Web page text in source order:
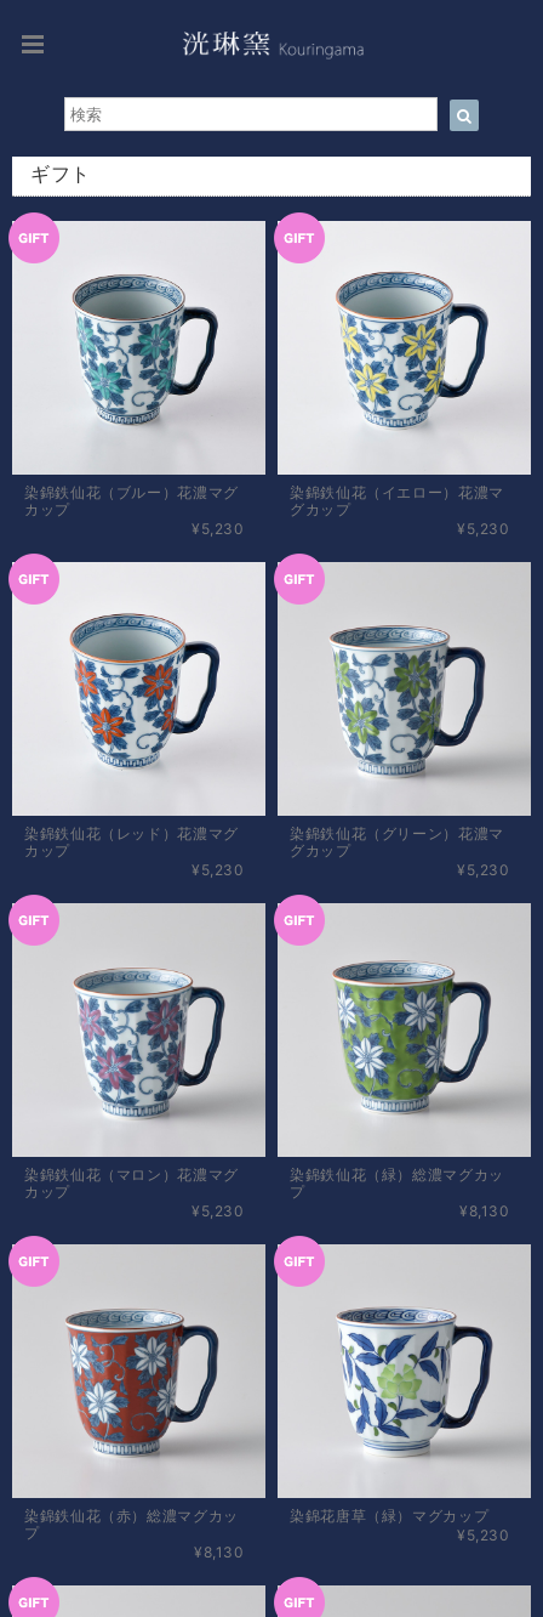
ギフト
染錦鉄仙花（ブルー）花濃マグ
カップ
¥5,230
染錦鉄仙花（イエロー）花濃マ
グカップ
¥5,230
染錦鉄仙花（レッド）花濃マグ
カップ
¥5,230
染錦鉄仙花（グリーン）花濃マ
グカップ
¥5,230
染錦鉄仙花（マロン）花濃マグ
カップ
¥5,230
染錦鉄仙花（緑）総濃マグカッ
プ
¥8,130
染錦鉄仙花（赤）総濃マグカッ
プ
¥8,130
染錦花唐草（緑）マグカップ
¥5,230